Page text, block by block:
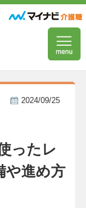
2024/09/25
ったレ
や進め方